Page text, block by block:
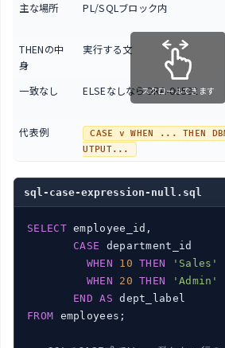
主な場所
PL/SQLブロック内
THENの中
身
実行する文
一致なし ELSEなしならORA-06592
代表例
CASE v WHEN ... THEN
UTPUT...
スクロールできます
sql-case-expression-null.sql
SELECT employee_id,
CASE department_id
WHEN
10 THEN
'Sales'
WHEN
20 THEN
'Admin'
END
AS
FROM employees;